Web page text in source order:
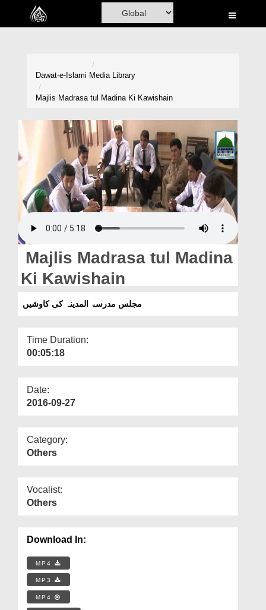
Home
Rohani Ilaj
Donation
Blog
Magazine
Departments
Dawat-e-Islami Media Library
Majlis Madrasa tul Madina Ki Kawishain
Majlis Madrasa tul Madina
Ki Kawishain
مجلس مدرسۃ المدینہ کی کاوشیں
Time Duration:
00:05:18
Date:
2016-09-27
Category:
Others
Vocalist:
Others
Download In:
MP4
MP3
MP4